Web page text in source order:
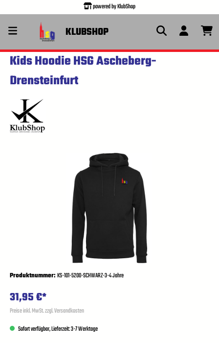
powered by KlubShop
KLUBSHOP
Kids Hoodie HSG Ascheberg-
Drensteinfurt
Produktnummer: KS-101-5200-SCHWARZ-3-4 Jahre
31,95 €*
Preise inkl. MwSt. zzgl. Versandkosten
Sofort verfügbar, Lieferzeit: 3-7 Werktage